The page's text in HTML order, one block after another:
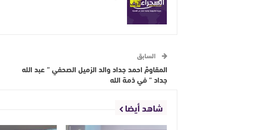
السابق
المقاومً احمد جداد والد الزميل الصحفي ” عبد الله
جداد ” في ذمة الله
شاهد أيضا